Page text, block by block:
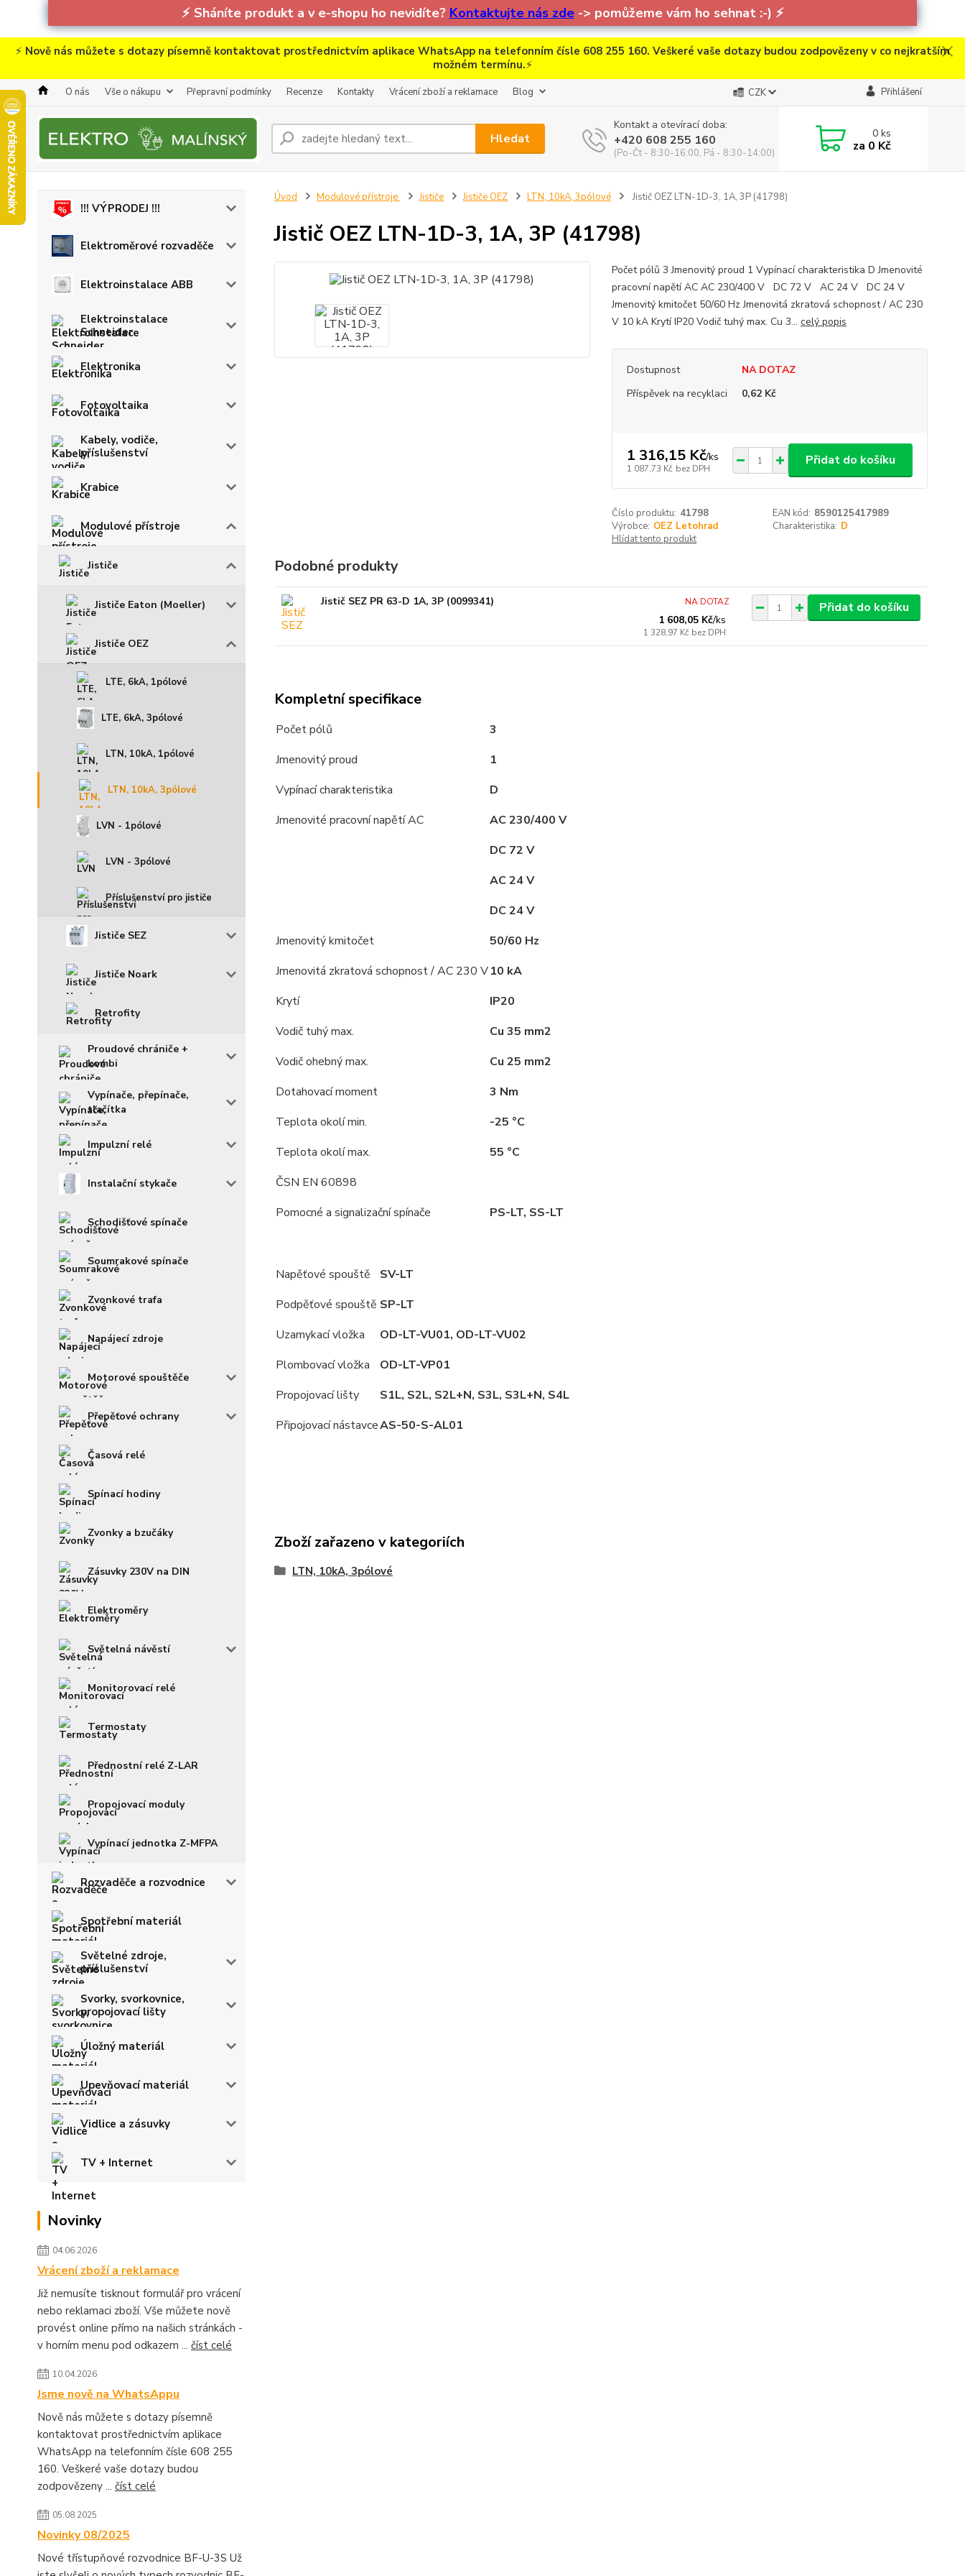
⚡ Sháníte produkt a v e-shopu ho nevidíte? Kontaktujte nás zde-> pomůžeme vám ho sehnat :-) ⚡
⚡ Nově nás můžete s dotazy písemně kontaktovat prostřednictvím aplikace WhatsApp na telefonním čísle 608 255 160. Veškeré vaše dotazy budou zodpovězeny v co nejkratším
možném termínu.⚡
O nás Vše o nákupu Přepravní podmínky Recenze Kontakty Vrácení zboží a reklamace Blog CZK Přihlášení
Hledat
Kontakt a otevírací doba:
+420 608 255 160
(Po-Čt - 8:30-16:00, Pá - 8:30-14:00)
0ks
za 0 Kč
!!! VÝPRODEJ !!!
Elektroměrové rozvaděče
Elektroinstalace ABB
Elektroinstalace
Schneider
Elektronika
Fotovoltaika
Kabely, vodiče,
příslušenství
Krabice
Modulové přístroje
Jističe
Jističe Eaton (Moeller)
Jističe OEZ
LTE, 6kA, 1pólové
LTE, 6kA, 3pólové
LTN, 10kA, 1pólové
LTN, 10kA, 3pólové
LVN - 1pólové
LVN - 3pólové
Příslušenství pro jističe
Jističe SEZ
Jističe Noark
Retrofity
Proudové chrániče +
kombi
Vypínače, přepínače,
tlačítka
Impulzní relé
Instalační stykače
Schodišťové spínače
Soumrakové spínače
Zvonkové trafa
Napájecí zdroje
Motorové spouštěče
Přepěťové ochrany
Časová relé
Spínací hodiny
Zvonky a bzučáky
Zásuvky 230V na DIN
Elektroměry
Světelná návěstí
Monitorovací relé
Termostaty
Přednostní relé Z-LAR
Propojovací moduly
Vypínací jednotka Z-MFPA
Rozvaděče a rozvodnice
Spotřební materiál
Světelné zdroje,
příslušenství
Svorky, svorkovnice,
propojovací lišty
Úložný materiál
Upevňovací materiál
Vidlice a zásuvky
TV + Internet
Novinky
04.06.2026
Vrácení zboží a reklamace
Již nemusíte tisknout formulář pro vrácení
nebo reklamaci zboží. Vše můžete nově
provést online přímo na našich stránkách -
v horním menu pod odkazem ... číst celé
10.04.2026
Jsme nově na WhatsAppu
Nově nás můžete s dotazy písemně
kontaktovat prostřednictvím aplikace
WhatsApp na telefonním čísle 608 255
160. Veškeré vaše dotazy budou
zodpovězeny ... číst celé
05.08.2025
Novinky 08/2025
Nové třístupňové rozvodnice BF-U-3S Už
Úvod Modulové přístroje Jističe Jističe OEZ LTN, 10kA, 3pólové Jistič OEZ LTN-1D-3, 1A, 3P (41798)
Jistič OEZ LTN-1D-3, 1A, 3P (41798)
Počet pólů 3 Jmenovitý proud 1 Vypínací charakteristika D Jmenovité
pracovní napětí AC AC 230/400 V DC 72 V AC 24 V DC 24 V
Jmenovitý kmitočet 50/60 Hz Jmenovitá zkratová schopnost / AC 230
V 10 kA Krytí IP20 Vodič tuhý max. Cu 3... celý popis
Dostupnost
NA DOTAZ
Příspěvek na recyklaci
0,62 Kč
1 316,15 Kč/ks
1 087,73 Kč bez DPH
Přidat do košíku
Číslo produktu: 41798 EAN kód: 8590125417989
Výrobce: OEZ Letohrad Charakteristika: D
Hlídat tento produkt
Podobné produkty
Jistič SEZ PR 63-D 1A, 3P (0099341)
1 608,05 Kč/ks
1 328,97 Kč bez DPH
NA DOTAZ Přidat do košíku
Kompletní specifikace
Počet pólů
3
Jmenovitý proud
1
Vypínací charakteristika
D
Jmenovité pracovní napětí AC
AC 230/400 V
DC 72 V
AC 24 V
DC 24 V
Jmenovitý kmitočet
50/60 Hz
Jmenovitá zkratová schopnost / AC 230 V10 kA
Krytí
IP20
Vodič tuhý max.
Cu 35 mm2
Vodič ohebný max.
Cu 25 mm2
Dotahovací moment
3 Nm
Teplota okolí min.
-25 °C
Teplota okolí max.
55 °C
ČSN EN 60898
Pomocné a signalizační spínače
PS-LT, SS-LT
Napěťové spouště
SV-LT
Podpěťové spouště SP-LT
Uzamykací vložka
OD-LT-VU01, OD-LT-VU02
Plombovací vložka
OD-LT-VP01
Propojovací lišty
S1L, S2L, S2L+N, S3L, S3L+N, S4L
Připojovací nástavceAS-50-S-AL01
Zboží zařazeno v kategoriích
LTN, 10kA, 3pólové